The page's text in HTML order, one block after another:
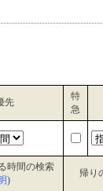
先
特
急
時間の検索
)
帰り